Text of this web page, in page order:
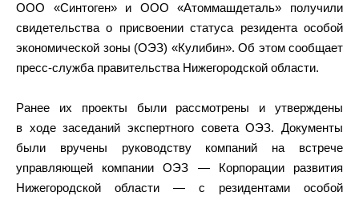
ООО «Синтоген» и ООО «Атоммашдеталь» получили
свидетельства о присвоении статуса резидента особой
экономической зоны (ОЭЗ) «Кулибин». Об этом сообщает
пресс-служба правительства Нижегородской области.
Ранее их проекты были рассмотрены и утверждены
в ходе заседаний экспертного совета ОЭЗ. Документы
были вручены руководству компаний на встрече
управляющей компании ОЭЗ — Корпорации развития
Нижегородской области — с резидентами особой